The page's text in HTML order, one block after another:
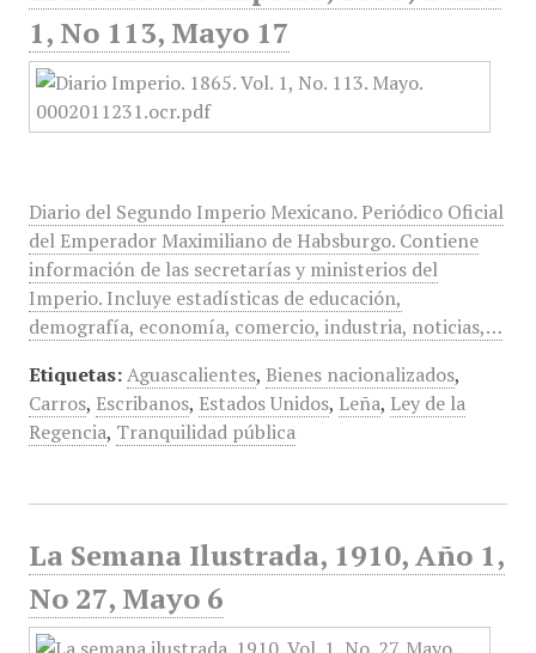
1, No 113, Mayo 17
Diario del Segundo Imperio Mexicano. Periódico Oficial
del Emperador Maximiliano de Habsburgo. Contiene
información de las secretarías y ministerios del
Imperio. Incluye estadísticas de educación,
demografía, economía, comercio, industria, noticias,…
Etiquetas: Aguascalientes, Bienes nacionalizados,
Carros, Escribanos, Estados Unidos, Leña, Ley de la
Regencia, Tranquilidad pública
La Semana Ilustrada, 1910, Año 1,
No 27, Mayo 6